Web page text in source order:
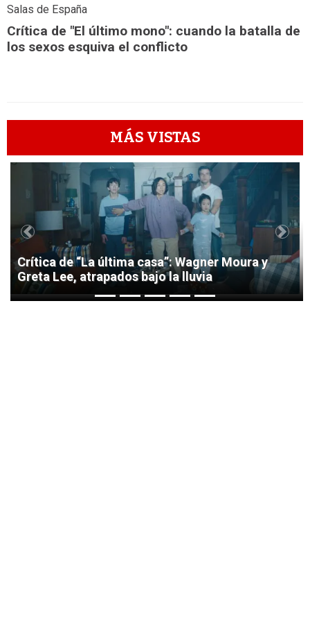
Salas de España
Crítica de "El último mono": cuando la batalla de
los sexos esquiva el conflicto
MÁS VISTAS
1
Crítica de “La última casa”: Wagner Moura y
Greta Lee, atrapados bajo la lluvia
Previous Next